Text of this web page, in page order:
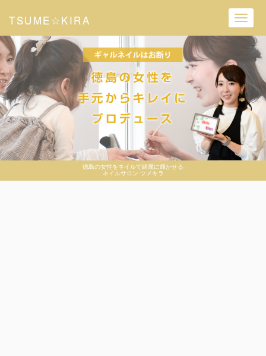
徳島の女性をネイルで綺麗に輝かせる
ネイルサロン ツメキラ
TSUME☆KIRA